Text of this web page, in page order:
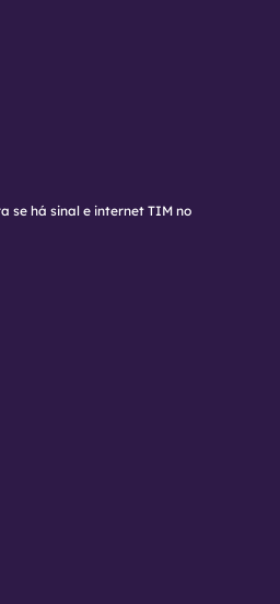
se há sinal e internet TIM no